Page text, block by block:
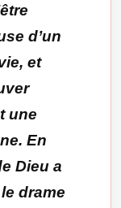
d’un
et
une
En
Dieu a
drame